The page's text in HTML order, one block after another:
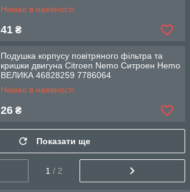
Немає в наявності
41 ₴
Подушка корпусу повітряного фільтра та
кришки двигуна Citroen Nemo Ситроен Неmo
ВЕЛИКА 46828259 7786064
Немає в наявності
26 ₴
Показати ще
1 / 2